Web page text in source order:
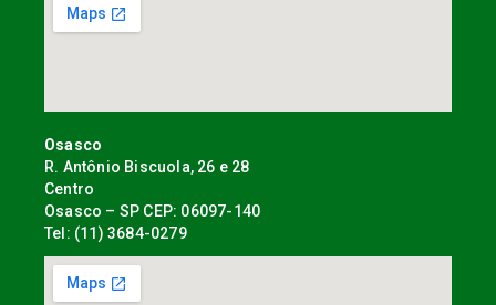
Osasco
R. Antônio Biscuola, 26 e 28
Centro
Osasco – SP CEP: 06097-140
Tel: (11) 3684-0279